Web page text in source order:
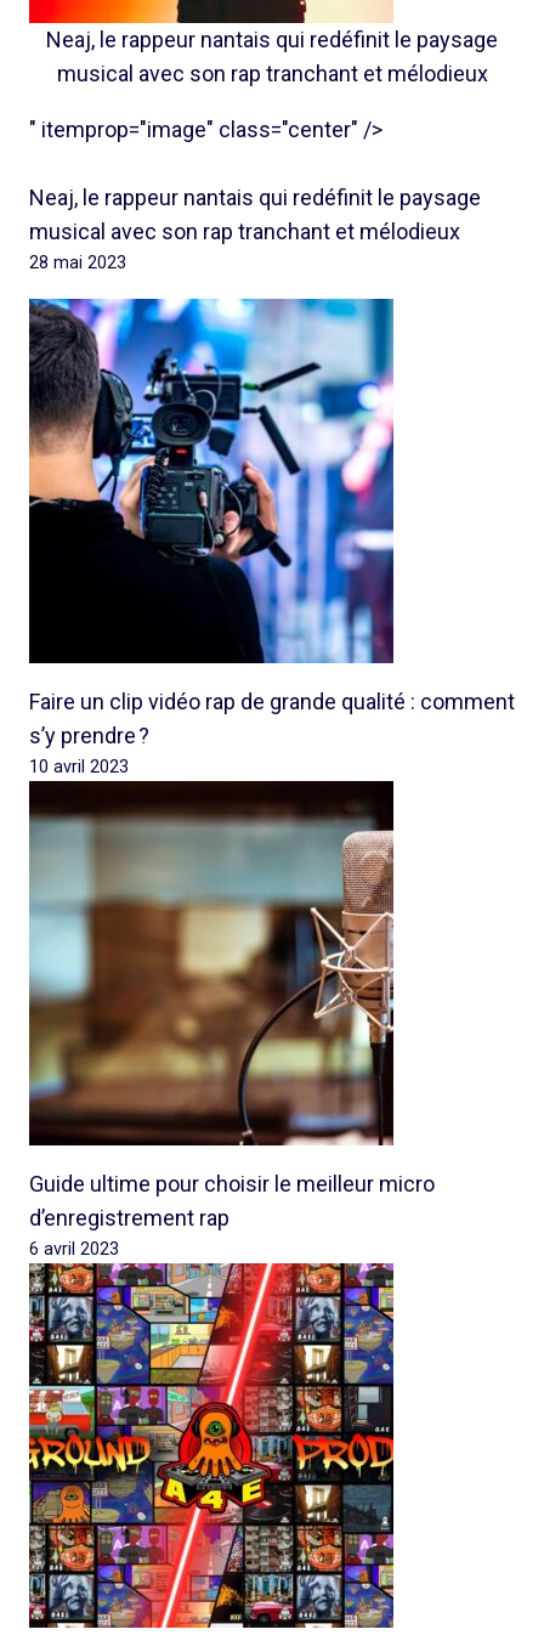
Neaj, le rappeur nantais qui redéfinit le paysage
musical avec son rap tranchant et mélodieux
" itemprop="image" class="center" />
Neaj, le rappeur nantais qui redéfinit le paysage
musical avec son rap tranchant et mélodieux
28 mai 2023
Faire un clip vidéo rap de grande qualité : comment
s’y prendre ?
10 avril 2023
Guide ultime pour choisir le meilleur micro
d’enregistrement rap
6 avril 2023